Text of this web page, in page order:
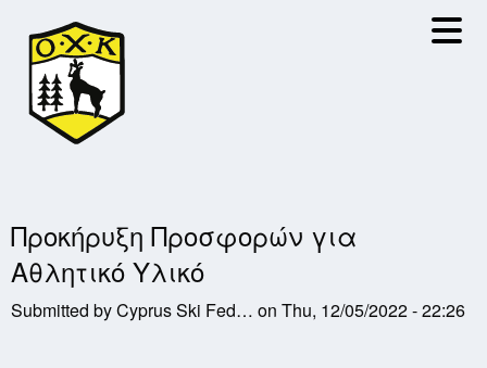
main
content
Προκήρυξη Προσφορών για
Αθλητικό Υλικό
Submitted byCyprus Ski Fed… on Thu, 12/05/2022 - 22:26